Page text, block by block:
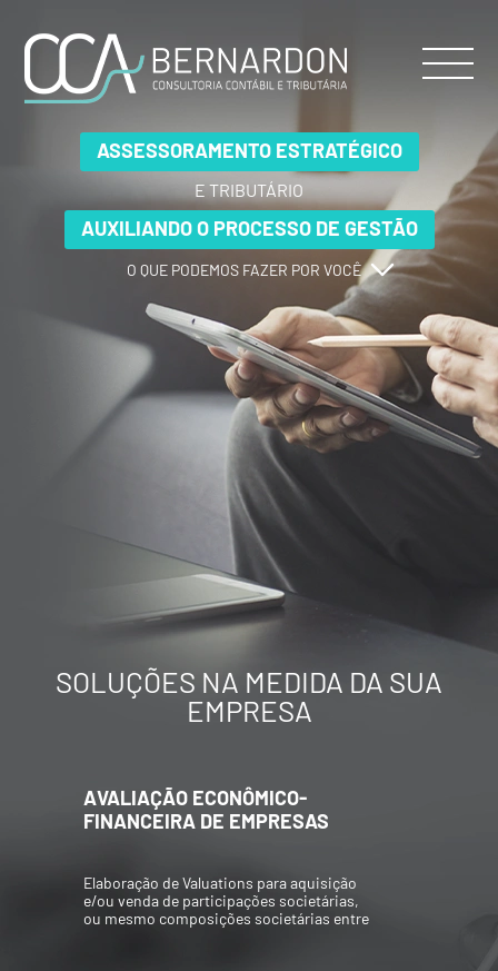
ASSESSORAMENTO ESTRATÉGICO
E TRIBUTÁRIO
AUXILIANDO O PROCESSO DE GESTÃO
O QUE PODEMOS FAZER POR VOCÊ
ASSESSORAMENTO ESTRATÉGICO
E TRIBUTÁRIO
AUXILIANDO O PROCESSO DE GESTÃO
O QUE PODEMOS FAZER POR VOCÊ
ASSESSORAMENTO ESTRATÉGICO
E TRIBUTÁRIO
AUXILIANDO O PROCESSO DE GESTÃO
O QUE PODEMOS FAZER POR VOCÊ
SOLUÇÕES NA MEDIDA DA SUA
EMPRESA
AVALIAÇÃO ECONÔMICO-
FINANCEIRA DE EMPRESAS
Elaboração de Valuations para aquisição
e/ou venda de participações societárias,
ou mesmo composições societárias entre